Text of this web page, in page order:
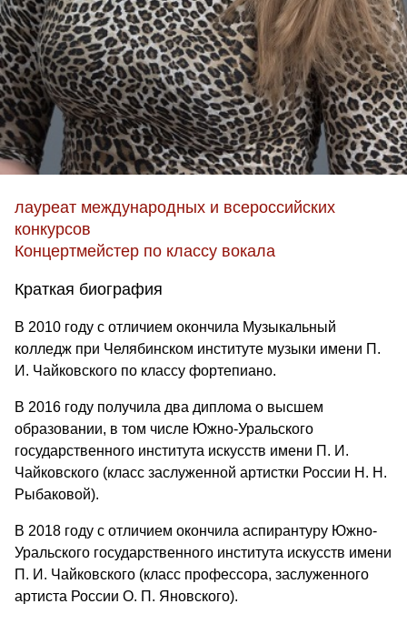
лауреат международных и всероссийских
конкурсов
Концертмейстер по классу вокала
Краткая биография
В 2010 году с отличием окончила Музыкальный
колледж при Челябинском институте музыки имени П.
И. Чайковского по классу фортепиано.
В 2016 году получила два диплома о высшем
образовании, в том числе Южно-Уральского
государственного института искусств имени П. И.
Чайковского (класс заслуженной артистки России Н. Н.
Рыбаковой).
В 2018 году с отличием окончила аспирантуру Южно-
Уральского государственного института искусств имени
П. И. Чайковского (класс профессора, заслуженного
артиста России О. П. Яновского).